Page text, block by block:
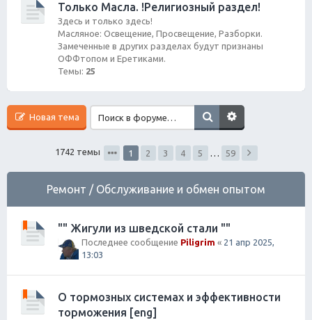
Только Масла. !Религиозный раздел!
Здесь и только здесь!
Масляное: Освещение, Просвещение, Разборки.
Замеченные в других разделах будут признаны
ОФФтопом и Еретиками.
Темы: 25
Новая тема
1742 темы 1 2 3 4 5 59
Ремонт / Обслуживание и обмен опытом
"" Жигули из шведской стали ""
Последнее сообщение Piligrim « 21 апр 2025,
13:03
О тормозных системах и эффективности
торможения [eng]